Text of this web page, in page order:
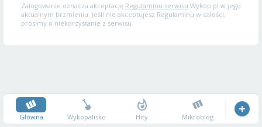
Zalogowanie oznacza akceptację Regulaminu serwisu Wykop.pl w jego
aktualnym brzmieniu. Jeśli nie akceptujesz Regulaminu w całości,
prosimy o niekorzystanie z serwisu.
Główna Wykopalisko Hity Mikroblog